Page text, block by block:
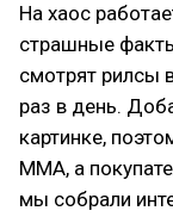
На хаос
страшные
смотрят рилсы
раз в день.
картинке,
ММА, а
мы собрали